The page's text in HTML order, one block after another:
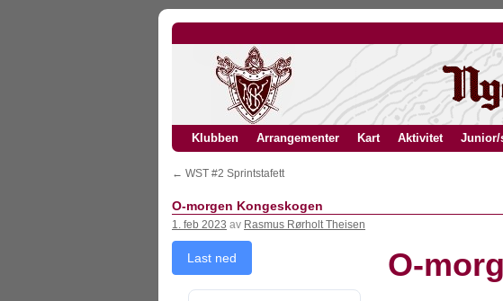
Klubben Arrangementer Kart Aktivitet Junior/
← WST #2 Sprintstafett
O-morgen Kongeskogen
1. feb 2023 av Rasmus Rørholt Theisen
Last ned
O-